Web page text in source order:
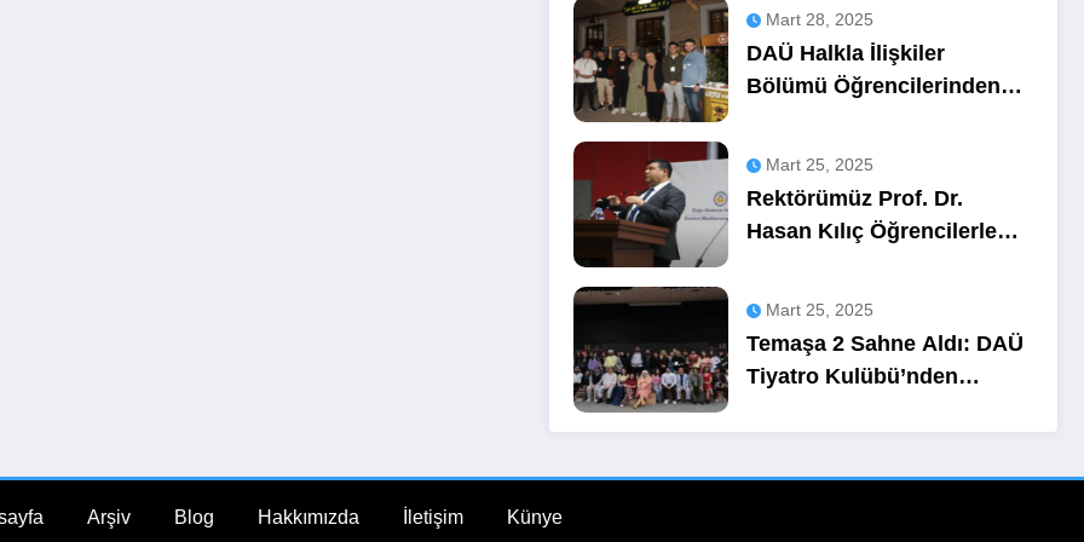
Mart 28, 2025
DAÜ Halkla İlişkiler
Bölümü Öğrencilerinden
Mart 25, 2025
Rektörümüz Prof. Dr.
Hasan Kılıç Öğrencilerle
Mart 25, 2025
Temaşa 2 Sahne Aldı: DAÜ
Tiyatro Kulübü’nden
Arşiv Blog Hakkımızda İletişim Künye